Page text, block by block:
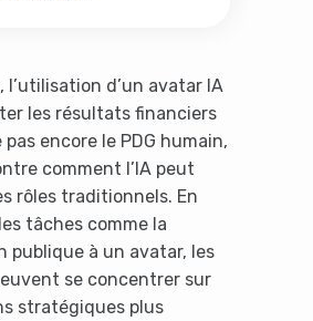
l’utilisation d’un avatar IA
les résultats financiers
encore le PDG humain,
comment l’IA peut
rôles traditionnels. En
tâches comme la
publique à un avatar, les
se concentrer sur
stratégiques plus